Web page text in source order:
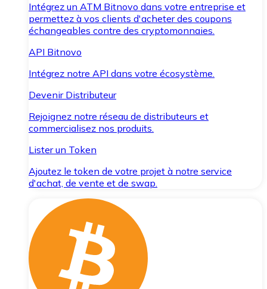
Intégrez un ATM Bitnovo dans votre entreprise et
permettez à vos clients d'acheter des coupons
échangeables contre des cryptomonnaies.
API Bitnovo
Intégrez notre API dans votre écosystème.
Devenir Distributeur
Rejoignez notre réseau de distributeurs et
commercialisez nos produits.
Lister un Token
Ajoutez le token de votre projet à notre service
d'achat, de vente et de swap.